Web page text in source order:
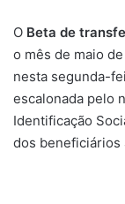
O Beta de
o mês de maio
nesta segunda-
escalonada pelo
Identificação
dos beneficiários